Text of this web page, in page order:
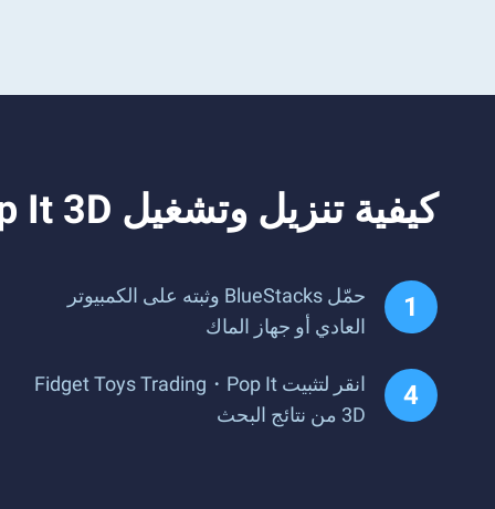
كيفية تنزيل وتشغيل Fidget Toys Trading・Pop It 3D على جهاز الكمبيوتر
حمّل BlueStacks وثبته على الكمبيوتر
العادي أو جهاز الماك
انقر لتثبيت Fidget Toys Trading・Pop It
3D من نتائج البحث